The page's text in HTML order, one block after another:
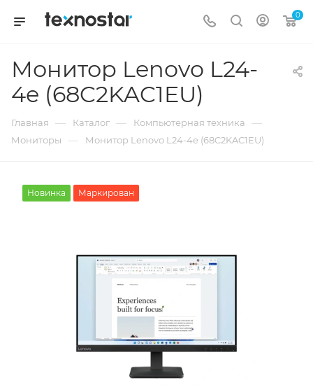
0
Монитор Lenovo L24-
4e (68C2KAC1EU)
Главная — Каталог — Компьютерная техника —
Мониторы — Монитор Lenovo L24-4e (68C2KAC1EU)
Новинка Маркирован